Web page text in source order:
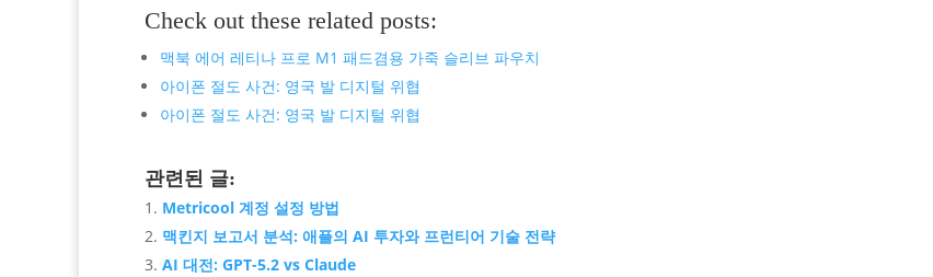
Check out these related posts:
맥북 에어 레티나 프로 M1 패드겸용 가죽 슬리브 파우치
아이폰 절도 사건: 영국 발 디지털 위협
아이폰 절도 사건: 영국 발 디지털 위협
관련된 글:
Metricool 계정 설정 방법
맥킨지 보고서 분석: 애플의 AI 투자와 프런티어 기술 전략
AI 대전: GPT-5.2 vs Claude